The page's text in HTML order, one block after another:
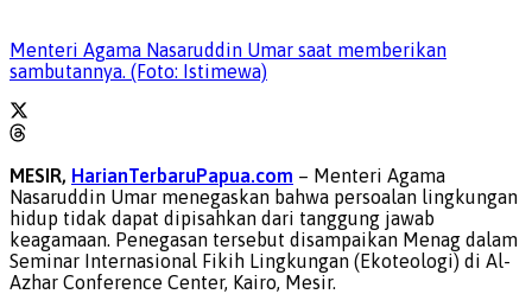
Menteri Agama Nasaruddin Umar saat memberikan
sambutannya. (Foto: Istimewa)
MESIR, HarianTerbaruPapua.com – Menteri Agama
Nasaruddin Umar menegaskan bahwa persoalan lingkungan
hidup tidak dapat dipisahkan dari tanggung jawab
keagamaan. Penegasan tersebut disampaikan Menag dalam
Seminar Internasional Fikih Lingkungan (Ekoteologi) di Al-
Azhar Conference Center, Kairo, Mesir.